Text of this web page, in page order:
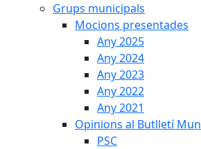
Grups municipals
Mocions presentades
Any 2025
Any 2024
Any 2023
Any 2022
Any 2021
Opinions al Butlletí
PSC